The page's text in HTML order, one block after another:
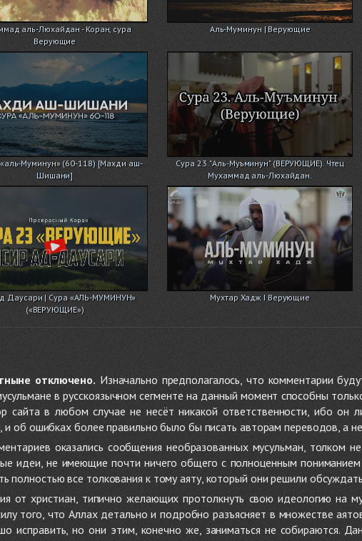
аль-Люхайдан - Коран, сура
Верующие
Аль-Муминун | Верующие
Муминун» (60-118) [Махди аш-
Шишани]
Сура 23. "Аль-Муъминун" (ВЕРУЮЩИЕ). Чтец
Мухаммад аль-Люхайдан.
Даусари | Сура «АЛЬ-МУМИНУН»
(«ВЕРУЮЩИЕ»)
Мухтар Хадж I Верующие
отключено. Изначально предполагалось, что комментарии
в русскоязычном сегменте на данный момент способны
сайта в любом случае не несёт никакой ответственности, ибо он
и об ошибках более правильно было бы писать авторам переводов, а
оказались сообщения необразованных мусульман, толком
идеи, не имеющие почти ничего общего с полноценным
полностью все толкования к тому аяту, который они решили
от христиан, типично желающих протолкнуть свою идеологию на
того, что Аллах детально и подробно разъясняет в множестве
исправить, но они этим, конечно же, заниматься не собираются.